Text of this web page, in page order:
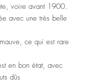
voire avant 1900.
avec une très belle
ce qui est rare
en bon état, avec
dûs